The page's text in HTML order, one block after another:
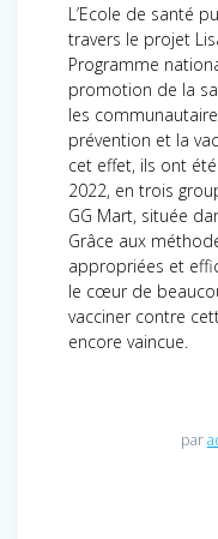
L’Ecole de santé
travers le projet
Programme
promotion de la
les
prévention et la
cet effet, ils ont
2022, en trois
GG Mart, située
Grâce aux
appropriées et
le cœur de
vacciner contre
encore vaincue.
par